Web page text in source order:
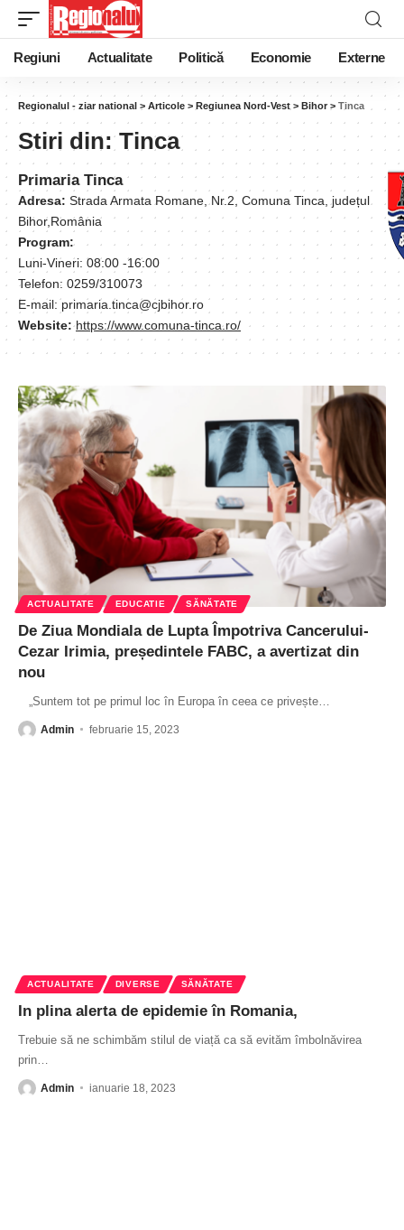
Regiuni Actualitate Politică Economie Externe
Regionalul - ziar national > Articole > Regiunea Nord-Vest > Bihor > Tinca
Stiri din:Tinca
Primaria Tinca
Adresa: Strada Armata Romane, Nr.2, Comuna Tinca, județul
Bihor,România
Program:
Luni-Vineri: 08:00 -16:00
Telefon: 0259/310073
E-mail: primaria.tinca@cjbihor.ro
Website: https://www.comuna-tinca.ro/
ACTUALITATE EDUCATIE SĂNĂTATE
De Ziua Mondiala de Lupta Împotriva Cancerului-
Cezar Irimia, președintele FABC, a avertizat din
nou
„Suntem tot pe primul loc în Europa în ceea ce privește
Admin februarie 15, 2023
ACTUALITATE DIVERSE SĂNĂTATE
In plina alerta de epidemie în Romania,
Trebuie să ne schimbăm stilul de viață ca să evităm îmbolnăvirea
prin
Admin ianuarie 18, 2023